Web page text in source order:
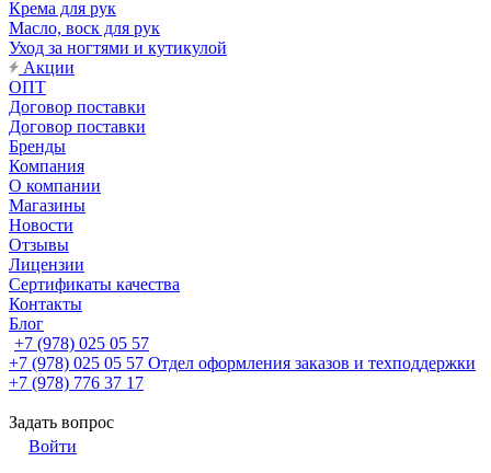
Крема для рук
Масло, воск для рук
Уход за ногтями и кутикулой
Акции
ОПТ
Договор поставки
Договор поставки
Бренды
Компания
О компании
Магазины
Новости
Отзывы
Лицензии
Сертификаты качества
Контакты
Блог
+7 (978) 025 05 57
+7 (978) 025 05 57 Отдел оформления заказов и техподдержки
+7 (978) 776 37 17
Задать вопрос
Войти